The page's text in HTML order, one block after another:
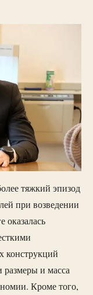
тяжкий эпизод
при возведении
оказалась
конструкций
размеры и масса
Кроме того,